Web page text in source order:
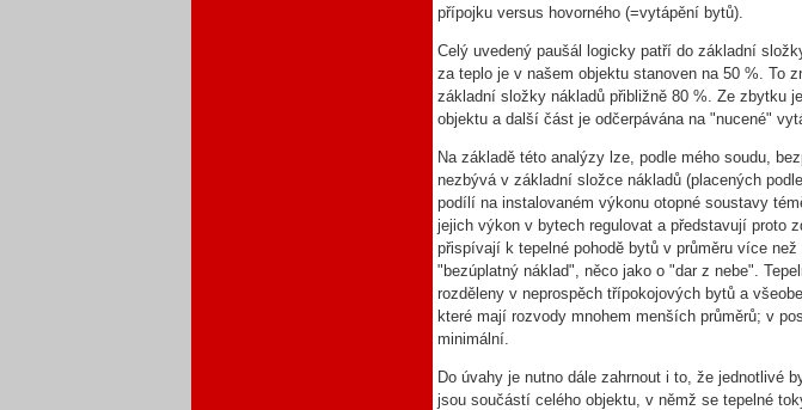
přípojku versus hovorného (=vytápění bytů).
Celý uvedený paušál logicky patří do základní
za teplo je v našem objektu stanoven na 50 %. To
základní složky nákladů přibližně 80 %. Ze zbytku
objektu a další část je odčerpávána na "nucené"
Na základě této analýzy lze, podle mého soudu,
nezbývá v základní složce nákladů (placených
podílí na instalovaném výkonu otopné soustavy
jejich výkon v bytech regulovat a představují proto
přispívají k tepelné pohodě bytů v průměru více
"bezúplatný náklad", něco jako o "dar z nebe".
rozděleny v neprospěch třípokojových bytů a
které mají rozvody mnohem menších průměrů; v
minimální.
Do úvahy je nutno dále zahrnout i to, že jednotlivé
jsou součástí celého objektu, v němž se tepelné